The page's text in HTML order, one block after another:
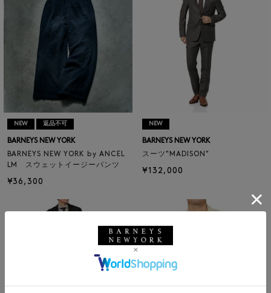
NEW 返品不可
BARNEYS NEW YORK
BARNEYS NEW YORK by ANCEL
LM スウェットイージーパンツ
¥36,300
NEW
BARNEYS NEW YORK
スーツ"MADISON"
¥132,000